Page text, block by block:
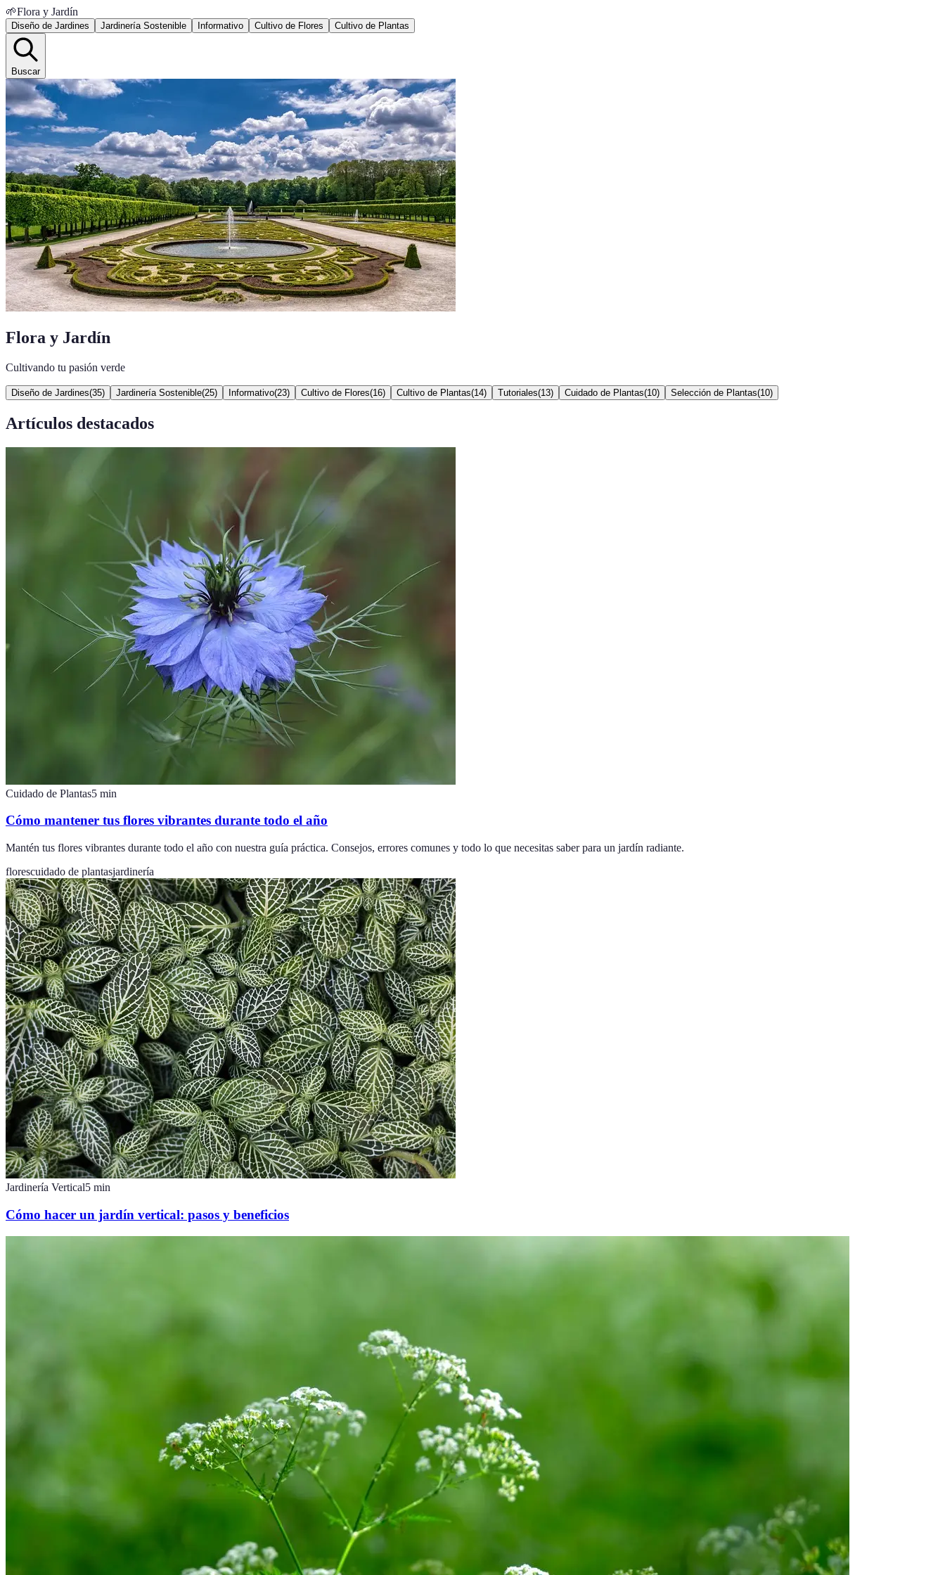
🌱Flora y Jardín
Diseño de Jardines Jardinería Sostenible Informativo Cultivo de Flores Cultivo de Plantas
Buscar
Flora y Jardín
Cultivando tu pasión verde
Diseño de Jardines(35) Jardinería Sostenible(25) Informativo(23) Cultivo de Flores(16) Cultivo de Plantas(14) Tutoriales(13) Cuidado de Plantas(10) Selección de Plantas(10)
Artículos destacados
Cuidado de Plantas5 min
Cómo mantener tus flores vibrantes durante todo el año
Mantén tus flores vibrantes durante todo el año con nuestra guía práctica. Consejos, errores comunes y todo lo que necesitas saber para un jardín radiante.
florescuidado de plantasjardinería
Jardinería Vertical5 min
Cómo hacer un jardín vertical: pasos y beneficios